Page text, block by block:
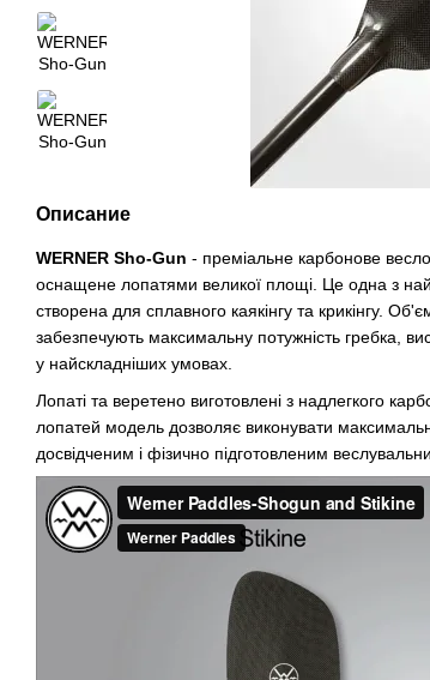
Описание
WERNER Sho-Gun - преміальне карбонове
оснащене лопатями великої площі. Це одна з
створена для сплавного каякінгу та крикінгу.
забезпечують максимальну потужність гребка,
у найскладніших умовах.
Лопаті та веретено виготовлені з надлегкого
лопатей модель дозволяє виконувати
досвідченим і фізично підготовленим